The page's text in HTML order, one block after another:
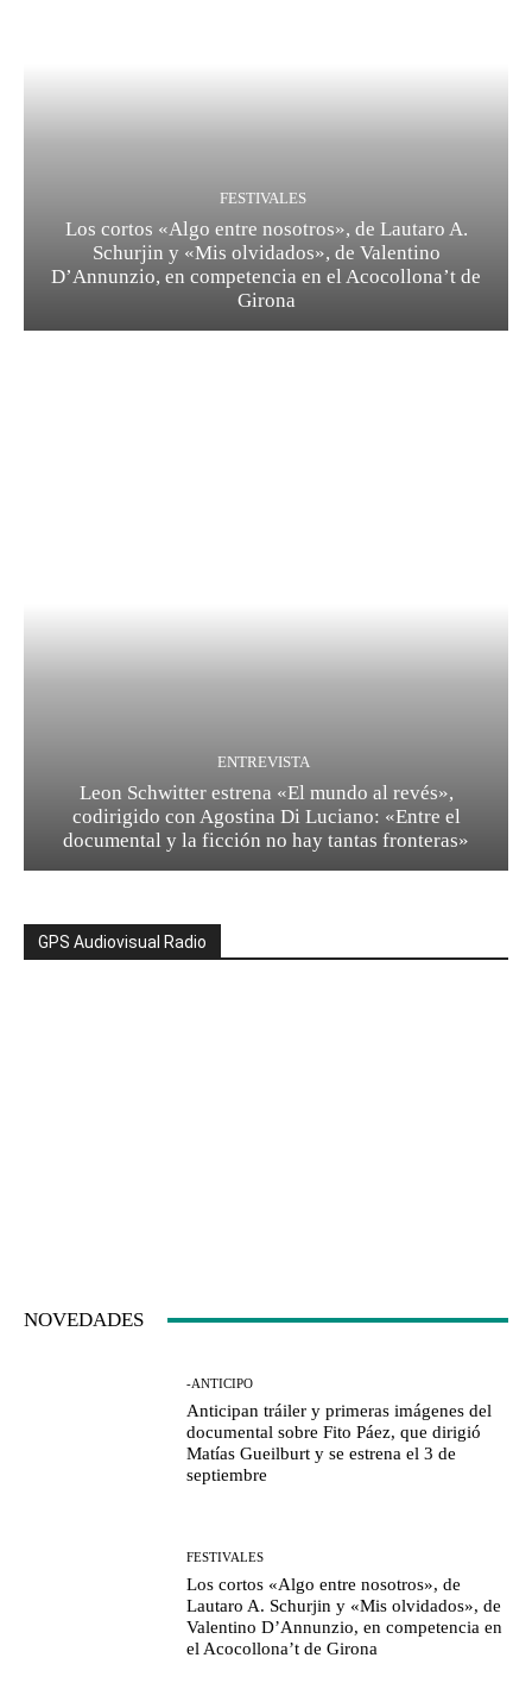
FESTIVALES
Los cortos «Algo entre nosotros», de Lautaro A.
Schurjin y «Mis olvidados», de Valentino
D’Annunzio, en competencia en el Acocollona’t de
Girona
ENTREVISTA
Leon Schwitter estrena «El mundo al revés»,
codirigido con Agostina Di Luciano: «Entre el
documental y la ficción no hay tantas fronteras»
GPS Audiovisual Radio
NOVEDADES
-ANTICIPO
Anticipan tráiler y primeras imágenes del
documental sobre Fito Páez, que dirigió
Matías Gueilburt y se estrena el 3 de
septiembre
FESTIVALES
Los cortos «Algo entre nosotros», de
Lautaro A. Schurjin y «Mis olvidados», de
Valentino D’Annunzio, en competencia en
el Acocollona’t de Girona